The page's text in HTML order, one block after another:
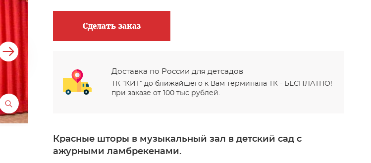
Сделать заказ
Доставка по России для детсадов
ТК “КИТ” до ближайшего к Вам терминала ТК - БЕСПЛАТНО!
при заказе от 100 тыс рублей.
Красные шторы в музыкальный зал в детский сад с
ажурными ламбрекенами.